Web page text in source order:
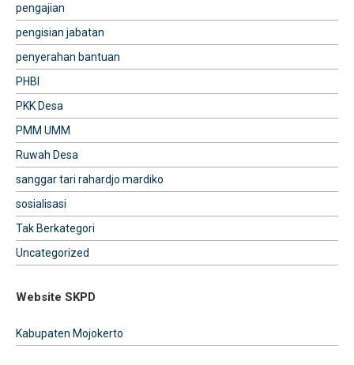
pengajian
pengisian jabatan
penyerahan bantuan
PHBI
PKK Desa
PMM UMM
Ruwah Desa
sanggar tari rahardjo mardiko
sosialisasi
Tak Berkategori
Uncategorized
Website SKPD
Kabupaten Mojokerto